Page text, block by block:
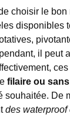
choisir le
disponibles
il peut
filaire ou sans
De
des waterproof